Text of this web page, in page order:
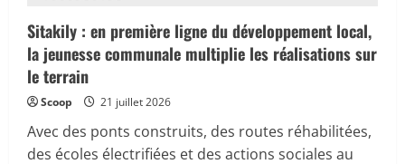
clients
de
40
personnes
enlevées
armées
l’État
de
Zamfara
Sitakily : en première ligne du développement local,
la jeunesse communale multiplie les réalisations sur
le terrain
Scoop 21 juillet 2026
Avec des ponts construits, des routes réhabilitées,
des écoles électrifiées et des actions sociales au